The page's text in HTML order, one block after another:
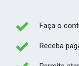
Faça o
Receba